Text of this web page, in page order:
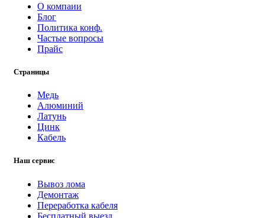
О компаии
Блог
Политика конф.
Частые вопросы
Прайс
Страницы
Медь
Алюминий
Латунь
Цинк
Кабель
Наш сервис
Вывоз лома
Демонтаж
Переработка кабеля
Бесплатный выезд